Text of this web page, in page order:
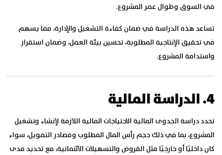
في السوق وطوال عمر المشروع.
تساعد هذه الدراسة في ضمان كفاءة التشغيل والإدارة، مما يسهم
في تحقيق الإنتاجية المطلوبة، تحسين بيئة العمل، وضمان استقرار
واستدامة المشروع.
4. الدراسة المالية
تحدد دراسة الجدوى المالية الاحتياجات المالية اللازمة لإنشاء وتشغيل
المشروع، بما في ذلك حجم رأس المال المطلوب ومصادر التمويل، سواء
كان داخليًا أو خارجيًا مثل القروض والتسهيلات الائتمانية، مع تحديد مدى